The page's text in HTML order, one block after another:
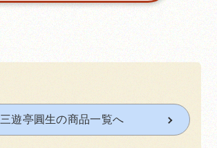
三遊亭圓生の商品一覧へ